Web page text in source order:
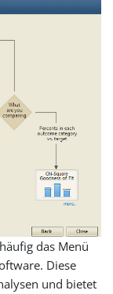
das Menü
Diese
und bietet